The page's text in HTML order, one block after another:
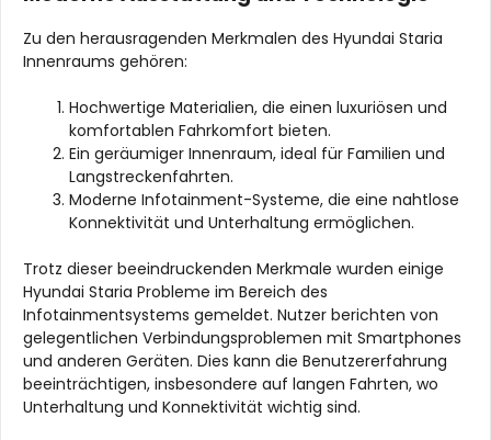
Zu den herausragenden Merkmalen des Hyundai Staria
Innenraums gehören:
Hochwertige Materialien, die einen luxuriösen und
komfortablen Fahrkomfort bieten.
Ein geräumiger Innenraum, ideal für Familien und
Langstreckenfahrten.
Moderne Infotainment-Systeme, die eine nahtlose
Konnektivität und Unterhaltung ermöglichen.
Trotz dieser beeindruckenden Merkmale wurden einige
Hyundai Staria Probleme im Bereich des
Infotainmentsystems gemeldet. Nutzer berichten von
gelegentlichen Verbindungsproblemen mit Smartphones
und anderen Geräten. Dies kann die Benutzererfahrung
beeinträchtigen, insbesondere auf langen Fahrten, wo
Unterhaltung und Konnektivität wichtig sind.